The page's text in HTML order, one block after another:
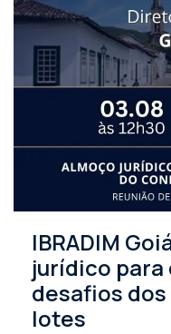
IBRADIM
jurídico
desafios
lotes